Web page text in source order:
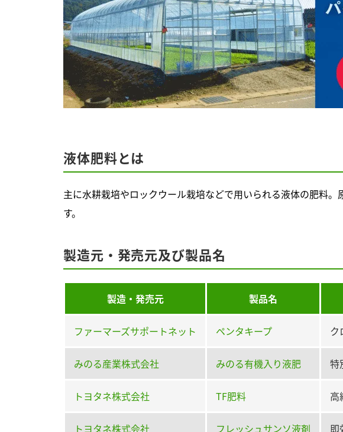
液体肥料とは
主に水耕栽培やロックウール栽培などで用いられる液体の肥料
す。
製造元・発売元及び製品名
製造・発売元 製品名
ファーマーズサポートネット ペンタキープ ク
みのる産業株式会社 みのる有機入り液肥 特
トヨタネ株式会社 TF肥料 高
トヨタネ株式会社 フレッシュサンソ液剤 即